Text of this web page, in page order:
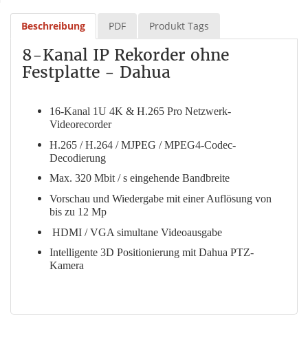
Beschreibung PDF Produkt Tags
8-Kanal IP Rekorder ohne
Festplatte - Dahua
16-Kanal 1U 4K & H.265 Pro Netzwerk-
Videorecorder
H.265 / H.264 / MJPEG / MPEG4-Codec-
Decodierung
Max. 320 Mbit / s eingehende Bandbreite
Vorschau und Wiedergabe mit einer Auflösung von
bis zu 12 Mp
HDMI / VGA simultane Videoausgabe
Intelligente 3D Positionierung mit Dahua PTZ-
Kamera